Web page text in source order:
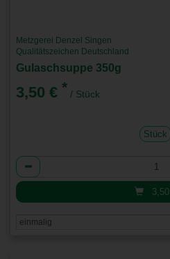
Metzgerei Denzel Singen
Qualitätszeichen Deutschland
Gulaschsuppe 350g
3,50 € * / Stück
Stück
Anzahl
3,50